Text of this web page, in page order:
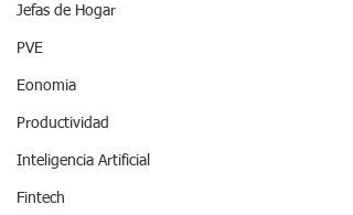
Jefas de Hogar
PVE
Eonomia
Productividad
Inteligencia Artificial
Fintech